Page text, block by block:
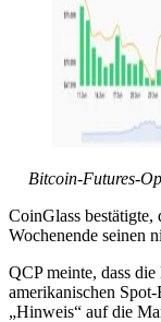
Bitcoin-Futures-
CoinGlass bestätigte,
Wochenende seinen
QCP meinte, dass
amerikanischen
„Hinweis“ auf die